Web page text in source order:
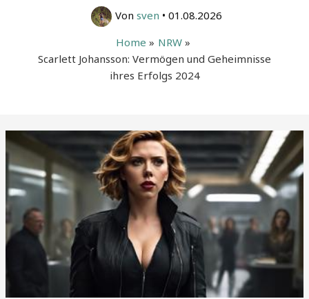
Von sven • 01.08.2026
Home
NRW
Scarlett Johansson: Vermögen und Geheimnisse
ihres Erfolgs 2024